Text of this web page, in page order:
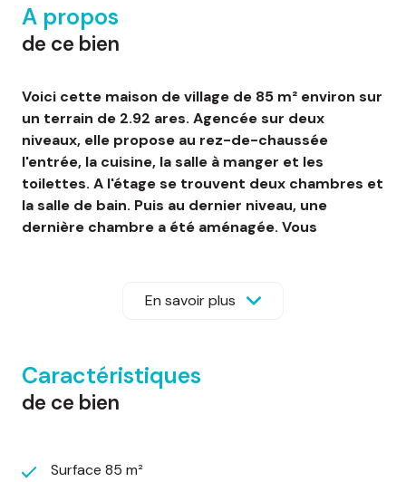
A propos
de ce bien
Voici cette maison de village de 85 m² environ sur
un terrain de 2.92 ares. Agencée sur deux
niveaux, elle propose au rez-de-chaussée
l'entrée, la cuisine, la salle à manger et les
toilettes. A l'étage se trouvent deux chambres et
la salle de bain. Puis au dernier niveau, une
dernière chambre a été aménagée. Vous
chaudière. Cette maison est chauffée par une
chaudière au gaz de ville à condensation de
terrain totalement plat et aménagé vous permet
de profiter de vos extérieurs idéalement exposés
écoles, du collège et des commerces situés à
En savoir plus
Caractéristiques
de ce bien
Surface 85 m²